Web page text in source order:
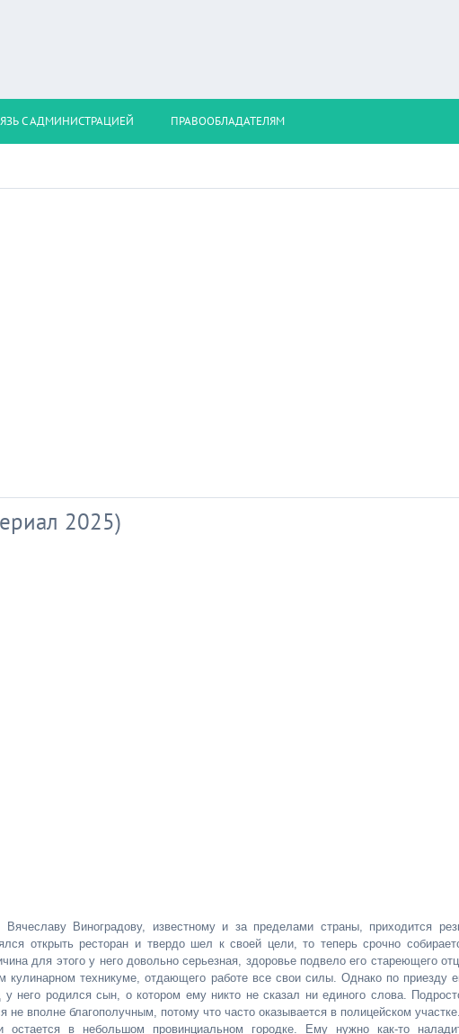
С АДМИНИСТРАЦИЕЙ ПРАВООБЛАДАТЕЛЯМ
2025)
Виноградову, известному и за пределами страны, приходится
открыть ресторан и твердо шел к своей цели, то теперь срочно
для этого у него довольно серьезная, здоровье подвело его стареющего
кулинарном техникуме, отдающего работе все свои силы. Однако по приезду
него родился сын, о котором ему никто не сказал ни единого слова.
не вполне благополучным, потому что часто оказывается в полицейском участке.
в небольшом провинциальном городке. Ему нужно как-то